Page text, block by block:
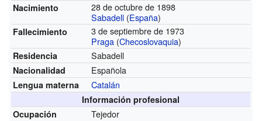
Nacimiento
28 de octubre de 1898
Sabadell (España)
Fallecimiento
3 de septiembre de 1973
Praga (Checoslovaquia)
Residencia Sabadell
Nacionalidad Española
Lengua materna Catalán
Información profesional
Ocupación
Tejedor